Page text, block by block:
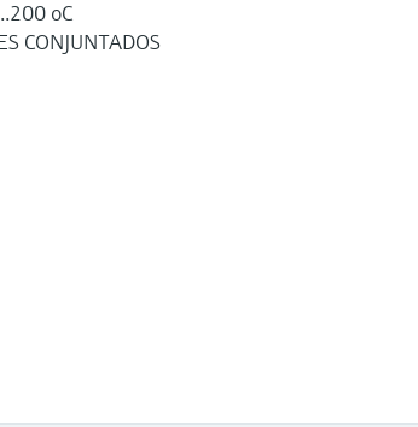
oC
CONJUNTADOS